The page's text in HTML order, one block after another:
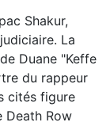
Shakur,
La
Duane "Keffe
du rappeur
cités figure
Death Row